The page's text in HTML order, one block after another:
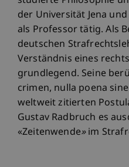
der Universität Jena
als Professor tätig. Als
deutschen
Verständnis eines
grundlegend. Seine
crimen, nulla poena
weltweit zitierten
Gustav Radbruch es
«Zeitenwende»im